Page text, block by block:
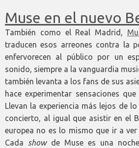
Muse en el nuevo
También como el Real Madrid,
traducen esos arreones contra la
enfervorecen al público por un
sonido, siempre a la vanguardia
también levanta a los fans de sus
hace experimentar sensaciones
Llevan la experiencia más lejos de
concierto, al igual que asistir en el
europea no es lo mismo que ir a
Cada showde Muse es una